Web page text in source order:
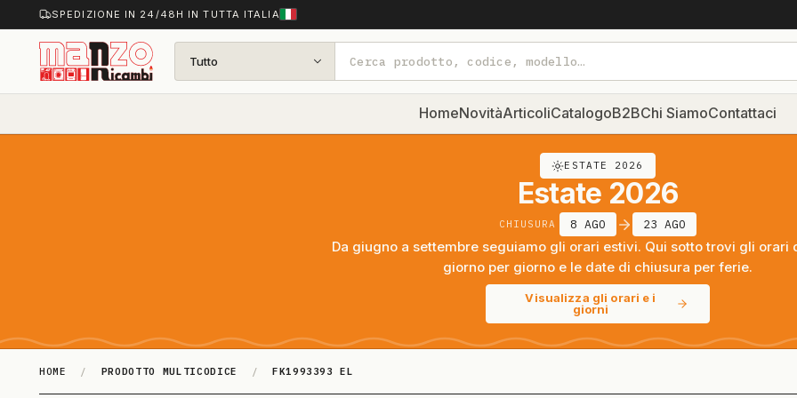
SPEDIZIONE IN 24/48H IN TUTTA ITALIA
Tutto
HomeNovitàArticoliCatalogoB2BChi SiamoContattaci
ESTATE 2026
Estate 2026
CHIUSURA 8 AGO 23 AGO
Da giugno a settembre seguiamo gli orari estivi. Qui sotto trovi gli orari
giorno per giorno e le date di chiusura per ferie.
Visualizza gli orari e i
giorni
HOME / PRODOTTO MULTICODICE / FK1993393 EL
FK1993393 EL